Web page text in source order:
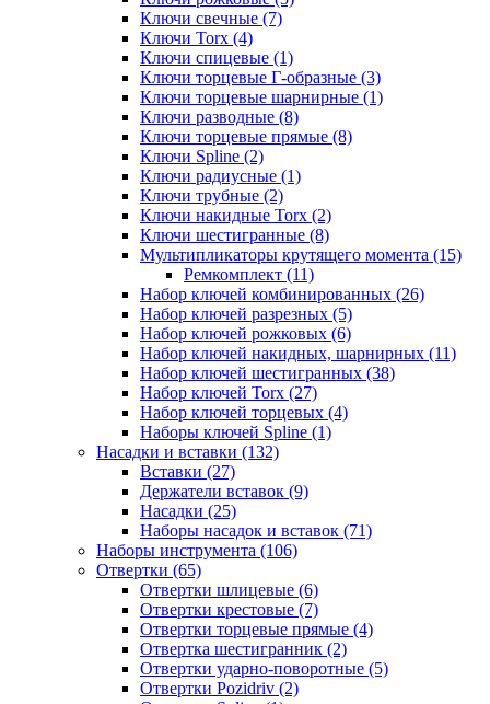
Ключи свечные (7)
Ключи Torx (4)
Ключи спицевые (1)
Ключи торцевые Г-образные (3)
Ключи торцевые шарнирные (1)
Ключи разводные (8)
Ключи торцевые прямые (8)
Ключи Spline (2)
Ключи радиусные (1)
Ключи трубные (2)
Ключи накидные Torx (2)
Ключи шестигранные (8)
Мультипликаторы крутящего момента (15)
Ремкомплект (11)
Набор ключей комбинированных (26)
Набор ключей разрезных (5)
Набор ключей рожковых (6)
Набор ключей накидных, шарнирных (11)
Набор ключей шестигранных (38)
Набор ключей Torx (27)
Набор ключей торцевых (4)
Наборы ключей Spline (1)
Насадки и вставки (132)
Вставки (27)
Держатели вставок (9)
Насадки (25)
Наборы насадок и вставок (71)
Наборы инструмента (106)
Отвертки (65)
Отвертки шлицевые (6)
Отвертки крестовые (7)
Отвертки торцевые прямые (4)
Отвертка шестигранник (2)
Отвертки ударно-поворотные (5)
Отвертки Pozidriv (2)